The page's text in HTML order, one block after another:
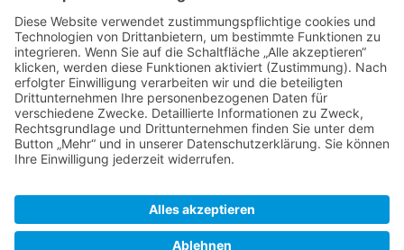
Zuletzt bearbeitet vor 3 Jahrenvon2003:D5:AF1A:1900:F019:FE83:B0B3:B550
M Dietrich,Peter